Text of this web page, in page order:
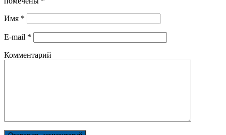
Имя *
E-mail *
Комментарий